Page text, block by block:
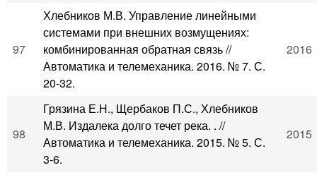
97
Хлебников М.В. Управление линейными
системами при внешних возмущениях:
комбинированная обратная связь //
Автоматика и телемеханика. 2016. № 7. С.
20-32.
2016
98
Грязина Е.Н., Щербаков П.С., Хлебников
М.В. Издалека долго течет река. . //
Автоматика и телемеханика. 2015. № 5. С.
3-6.
2015